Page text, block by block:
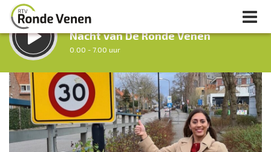
LUISTER LIVE:
Nacht van De Ronde Venen
0.00 - 7.00 uur
STRAKS:
Ochtendronde
7.00 - 12.00 uur
Vorig uur
uur 1 van 0 Volgend uur
Inklappen